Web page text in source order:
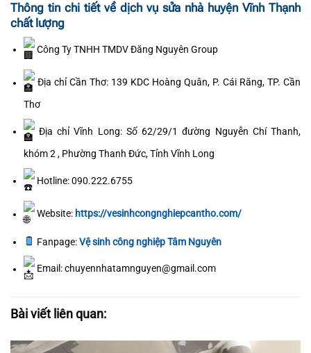
Thông tin chi tiết về dịch vụ sửa nhà huyện Vĩnh Thạnh
chất lượng
Công Ty TNHH TMDV Đăng Nguyên Group
Địa chỉ Cần Thơ: 139 KDC Hoàng Quân, P. Cái Răng, TP. Cần
Thơ
Địa chỉ Vĩnh Long: Số 62/29/1 đường Nguyễn Chí Thanh,
khóm 2 , Phường Thanh Đức, Tỉnh Vĩnh Long
Hotline: 090.222.6755
Website: https://vesinhcongnghiepcantho.com/
Fanpage:Vệ sinh công nghiệp Tâm Nguyên
Email: chuyennhatamnguyen@gmail.com
Bài viết liên quan: